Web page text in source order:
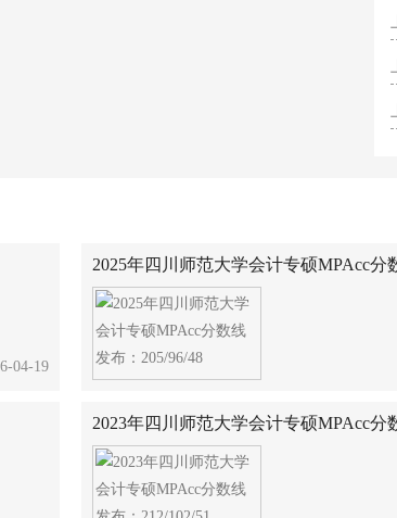
04-19
2025年四川师范大学会计专硕MPAcc分
2023年四川师范大学会计专硕MPAcc分